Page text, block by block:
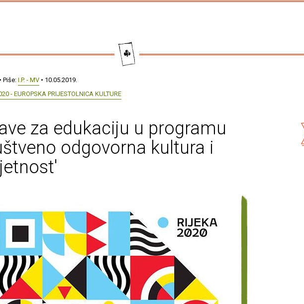
• Piše: I.P. - MV • 10.05.2019.
- EUROPSKA PRIJESTOLNICA KULTURE
za edukaciju u programu
odgovorna kultura i